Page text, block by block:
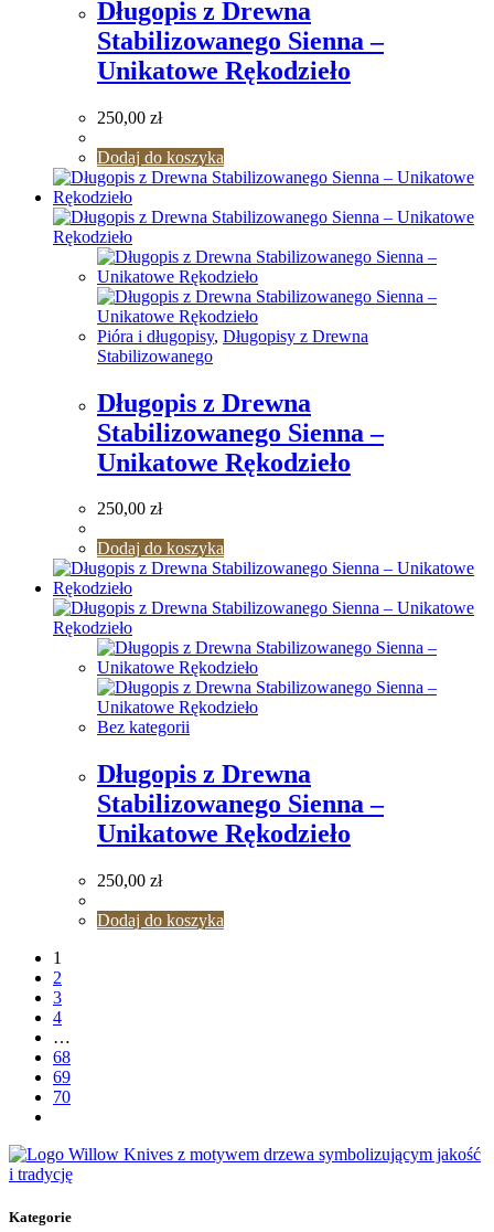
Długopis z Drewna
Stabilizowanego Sienna –
Unikatowe Rękodzieło
250,00 zł
Dodaj do koszyka
Pióra i długopisy, Długopisy z Drewna
Stabilizowanego
Długopis z Drewna
Stabilizowanego Sienna –
Unikatowe Rękodzieło
250,00 zł
Dodaj do koszyka
Bez kategorii
Długopis z Drewna
Stabilizowanego Sienna –
Unikatowe Rękodzieło
250,00 zł
Dodaj do koszyka
1
2
3
4
…
68
69
70
Kategorie